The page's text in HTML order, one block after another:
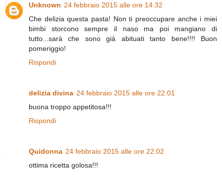
Unknown 24 febbraio 2015 alle ore 14:32
Che delizia questa pasta! Non ti preoccupare anche i miei
bimbi storcono sempre il naso ma poi mangiano di
tutto...sarà che sono già abituati tanto bene!!!! Buon
pomeriggio!
Rispondi
delizia divina 24 febbraio 2015 alle ore 22:01
buona troppo appetitosa!!!
Rispondi
Quidonna 24 febbraio 2015 alle ore 22:02
ottima ricetta golosa!!!